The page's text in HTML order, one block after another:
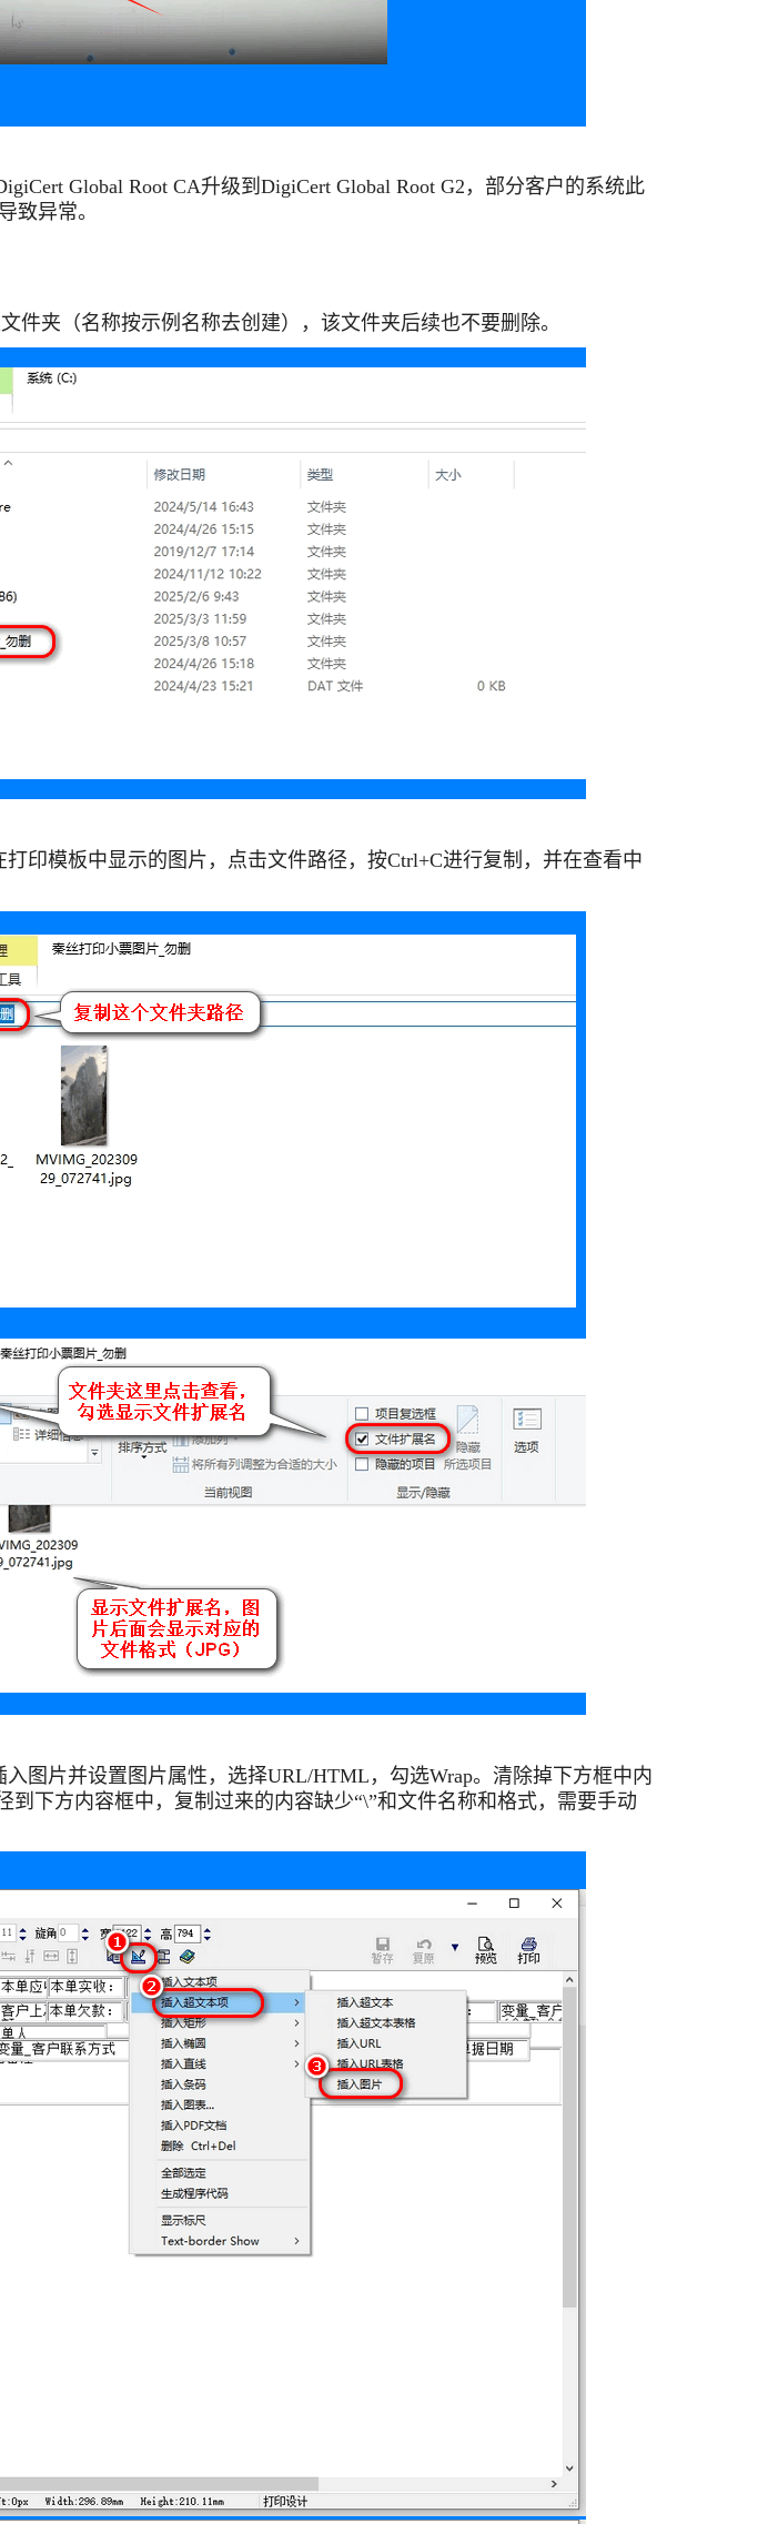
Global Root CA升级到DigiCert Global Root G2，部分客户的系统此
致异常。
件夹（名称按示例名称去创建），该文件夹后续也不要删除。
印模板中显示的图片，点击文件路径，按Ctrl+C进行复制，并在查看中
图片并设置图片属性， 选择URL/HTML，勾选Wrap。清除掉下方框中内
到下方内容框中，复制过来的内容缺少“\”和文件名称和格式，需要手动